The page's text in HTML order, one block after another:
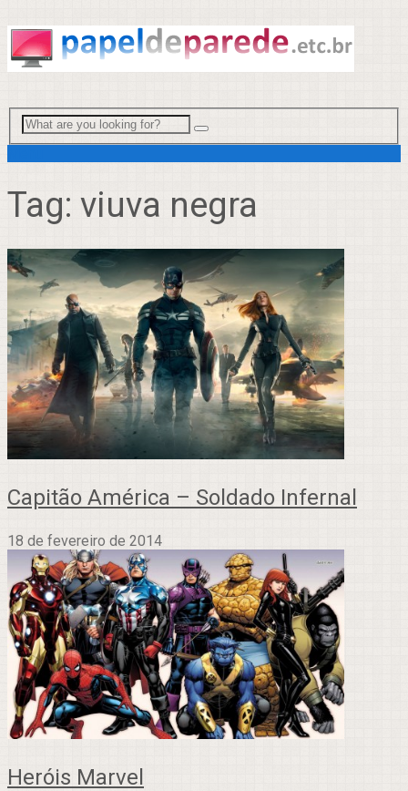
Tag: viuva negra
Capitão América – Soldado Infernal
18 de fevereiro de 2014
Heróis Marvel